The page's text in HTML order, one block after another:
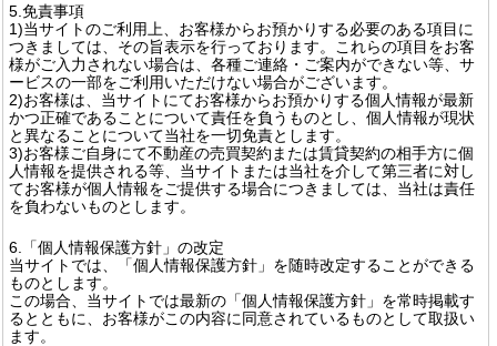
5.免責事項
1)当サイトのご利用上、お客様からお預かりする必要のある項目に
つきましては、その旨表示を行っております。これらの項目をお客
様がご入力されない場合は、各種ご連絡・ご案内ができない等、サ
ービスの一部をご利用いただけない場合がございます。
2)お客様は、当サイトにてお客様からお預かりする個人情報が最新
かつ正確であることについて責任を負うものとし、個人情報が現状
と異なることについて当社を一切免責とします。
3)お客様ご自身にて不動産の売買契約または賃貸契約の相手方に個
人情報を提供される等、当サイトまたは当社を介して第三者に対し
てお客様が個人情報をご提供する場合につきましては、当社は責任
を負わないものとします。
6.「個人情報保護方針」の改定
当サイトでは、「個人情報保護方針」を随時改定することができる
ものとします。
この場合、当サイトでは最新の「個人情報保護方針」を常時掲載す
るとともに、お客様がこの内容に同意されているものとして取扱い
ます。